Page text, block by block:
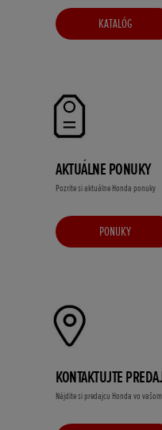
KATALÓG
AKTUÁLNE PONUKY
Pozrite si aktuálne Honda ponuky
PONUKY
KONTAKTUJTE
Nájdite si predajcu Honda vo